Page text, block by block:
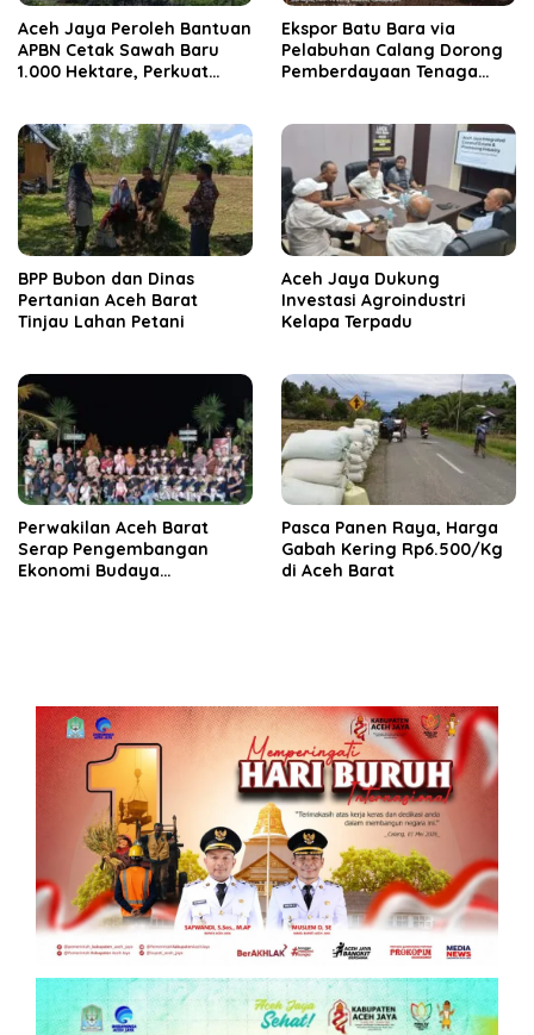
Aceh Jaya Peroleh Bantuan
APBN Cetak Sawah Baru
1.000 Hektare, Perkuat
‎Ekspor Batu Bara via
Pelabuhan Calang Dorong
Pemberdayaan Tenaga
BPP Bubon dan Dinas
Pertanian Aceh Barat
Tinjau Lahan Petani
Aceh Jaya Dukung
Investasi Agroindustri
Kelapa Terpadu
Perwakilan Aceh Barat
Serap Pengembangan
Ekonomi Budaya
Pasca Panen Raya, Harga
Gabah Kering Rp6.500/Kg
di Aceh Barat